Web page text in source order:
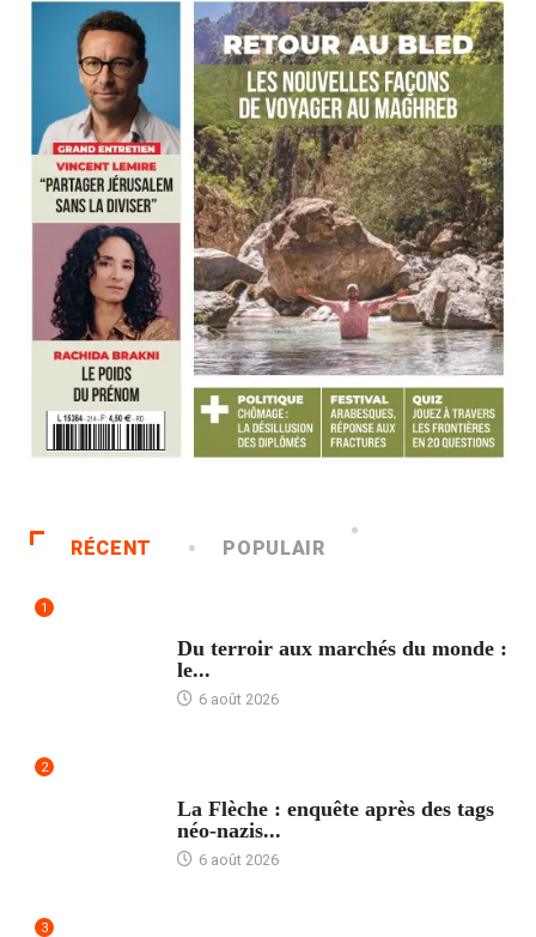
RÉCENT POPULAIR
1
Du terroir aux marchés du monde :
le...
6 août 2026
2
La Flèche : enquête après des tags
néo-nazis...
6 août 2026
3